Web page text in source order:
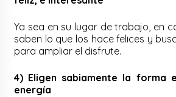
Ya sea en su lugar de trabajo, en
saben lo que los hace felices y
para ampliar el disfrute.
4) Eligen sabiamente la forma
energía